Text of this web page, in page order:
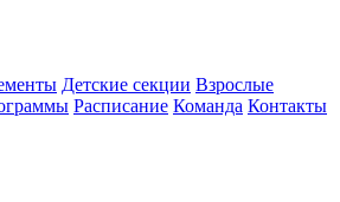
Детские секции Взрослые
Расписание Команда Контакты